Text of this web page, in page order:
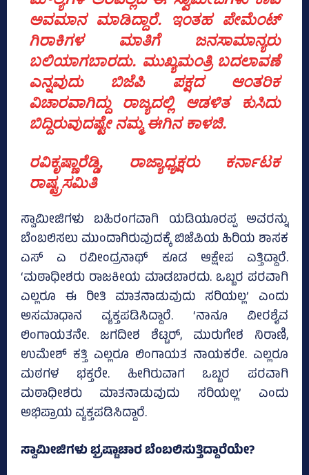
ಅವಮಾನ ಮಾಡಿದ್ದಾರೆ. ಇಂತಹ ಪೇಮೆಂಟ್‌
ಗಿರಾಕಿಗಳ ಮಾತಿಗೆ ಜನಸಾಮಾನ್ಯರು
ಬಲಿಯಾಗಬಾರದು. ಮುಖ್ಯಮಂತ್ರಿ ಬದಲಾವಣೆ
ಎನ್ನವುದು ಬಿಜೆಪಿ ಪಕ್ಷದ ಆಂತರಿಕ
ವಿಚಾರವಾಗಿದ್ದು ರಾಜ್ಯದಲ್ಲಿ ಆಡಳಿತ ಕುಸಿದು
ಬಿದ್ದಿರುವುದಷ್ಟೇ ನಮ್ಮ ಈಗಿನ ಕಾಳಜಿ.
ರವಿಕೃಷ್ಣಾರೆಡ್ಡಿ, ರಾಜ್ಯಾಧ್ಯಕ್ಷರು ಕರ್ನಾಟಕ
ರಾಷ್ಟ್ರಸಮಿತಿ
ಸ್ವಾಮೀಜಿಗಳು ಬಹಿರಂಗವಾಗಿ ಯಡಿಯೂರಪ್ಪ ಅವರನ್ನು
ಬೆಂಬಲಿಸಲು ಮುಂದಾಗಿರುವುದಕ್ಕೆ ಬಿಜೆಪಿಯ ಹಿರಿಯ ಶಾಸಕ
ಎಸ್‌ ಎ ರವೀಂದ್ರನಾಥ್‌ ಕೂಡ ಆಕ್ಷೇಪ ಎತ್ತಿದ್ದಾರೆ.
‘ಮಠಾಧೀಶರು ರಾಜಕೀಯ ಮಾಡಬಾರದು. ಒಬ್ಬರ ಪರವಾಗಿ
ಎಲ್ಲರೂ ಈ ರೀತಿ ಮಾತನಾಡುವುದು ಸರಿಯಲ್ಲ’ ಎಂದು
ಅಸಮಾಧಾನ ವ್ಯಕ್ತಪಡಿಸಿದ್ದಾರೆ. ‘ನಾನೂ ವೀರಶೈವ
ಲಿಂಗಾಯತನೇ. ಜಗದೀಶ ಶೆಟ್ಟರ್, ಮುರುಗೇಶ ನಿರಾಣಿ,
ಉಮೇಶ್ ಕತ್ತಿ ಎಲ್ಲರೂ ಲಿಂಗಾಯತ ನಾಯಕರೇ. ಎಲ್ಲರೂ
ಮಠಗಳ ಭಕ್ತರೇ. ಹೀಗಿರುವಾಗ ಒಬ್ಬರ ಪರವಾಗಿ
ಮಠಾಧೀಶರು ಮಾತನಾಡುವುದು ಸರಿಯಲ್ಲ’ ಎಂದು
ಅಭಿಪ್ರಾಯ ವ್ಯಕ್ತಪಡಿಸಿದ್ದಾರೆ.
ಸ್ವಾಮೀಜಿಗಳು ಭ್ರಷ್ಟಾಚಾರ ಬೆಂಬಲಿಸುತ್ತಿದ್ದಾರೆಯೇ?